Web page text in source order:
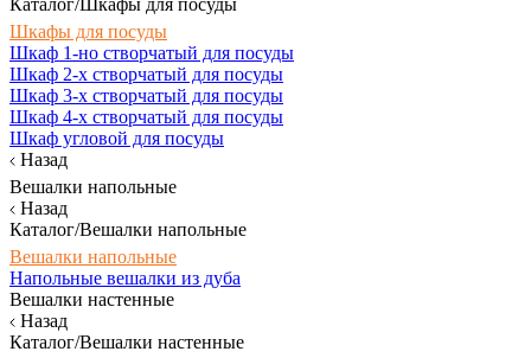
Каталог/Шкафы для посуды
Шкафы для посуды
Шкаф 1-но створчатый для посуды
Шкаф 2-х створчатый для посуды
Шкаф 3-х створчатый для посуды
Шкаф 4-х створчатый для посуды
Шкаф угловой для посуды
Назад
Вешалки напольные
Назад
Каталог/Вешалки напольные
Вешалки напольные
Напольные вешалки из дуба
Вешалки настенные
Назад
Каталог/Вешалки настенные